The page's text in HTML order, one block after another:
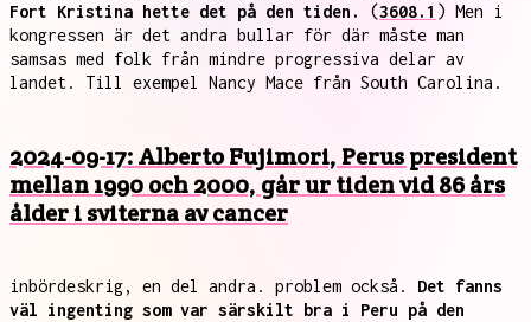
Fort Kristina hette det på den tiden.
(3608.1 ) Men i
kongressen är det andra bullar för där måste man
samsas med folk från mindre progressiva delar av
landet. Till exempel Nancy Mace från South Carolina.
2024-09-17: Alberto Fujimori, Perus president
mellan 1990 och 2000, går ur tiden vid 86 års
ålder i sviterna av cancer
inbördeskrig, en del andra. problem också. Det fanns
väl ingenting som var särskilt bra i Peru på den